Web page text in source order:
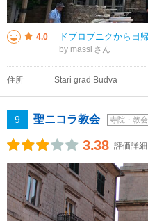
4.0
by massi
住所 Stari grad Budva
9 聖ニコラ教会 寺院・教会
3.38 評価詳細